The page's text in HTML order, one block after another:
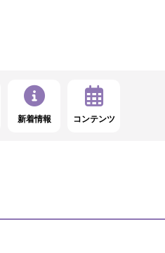
新着情報 コンテンツ